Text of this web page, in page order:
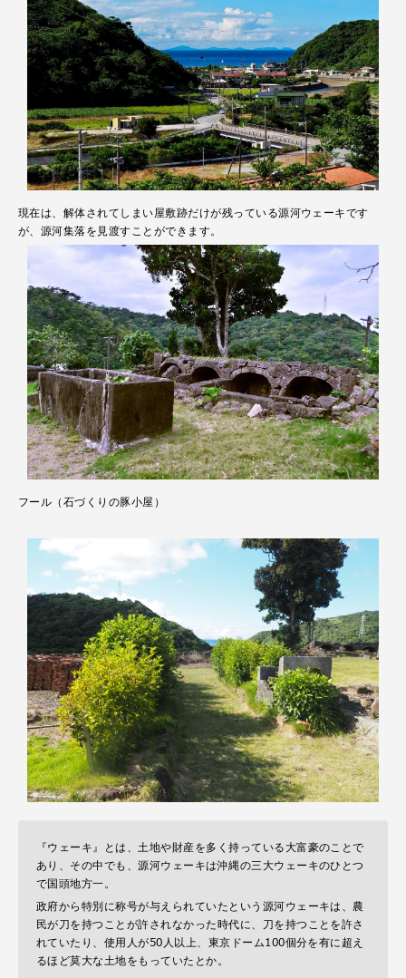
現在は、解体されてしまい屋敷跡だけが残っている源河ウェーキです
が、源河集落を見渡すことができます。
フール（石づくりの豚小屋）
『ウェーキ』とは、土地や財産を多く持っている大富豪のことで
あり、その中でも、源河ウェーキは沖縄の三大ウェーキのひとつ
で国頭地方一。
政府から特別に称号が与えられていたという源河ウェーキは、農
民が刀を持つことが許されなかった時代に、刀を持つことを許さ
れていたり、使用人が50人以上、東京ドーム100個分を有に超え
るほど莫大な土地をもっていたとか。